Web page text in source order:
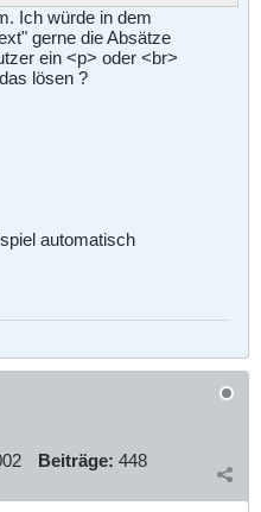
Ich würde in dem
gerne die Absätze
ein <p> oder <br>
lösen ?
automatisch
Beiträge: 448